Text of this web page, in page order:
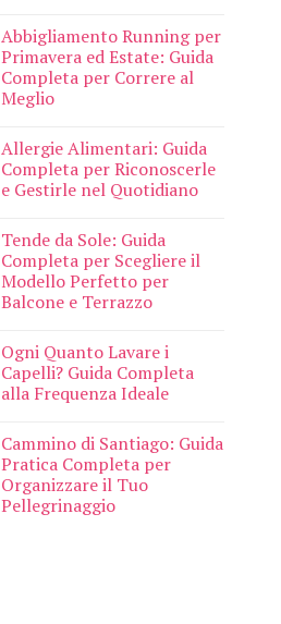
Abbigliamento Running per
Primavera ed Estate: Guida
Completa per Correre al
Meglio
Allergie Alimentari: Guida
Completa per Riconoscerle
e Gestirle nel Quotidiano
Tende da Sole: Guida
Completa per Scegliere il
Modello Perfetto per
Balcone e Terrazzo
Ogni Quanto Lavare i
Capelli? Guida Completa
alla Frequenza Ideale
Cammino di Santiago: Guida
Pratica Completa per
Organizzare il Tuo
Pellegrinaggio